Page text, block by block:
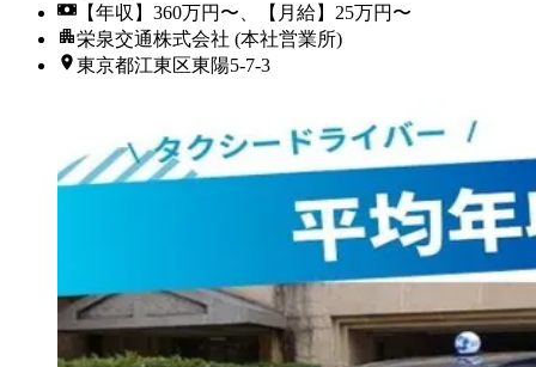
【年収】360万円〜、【月給】25万円〜
栄泉交通株式会社 (本社営業所)
東京都江東区東陽5-7-3